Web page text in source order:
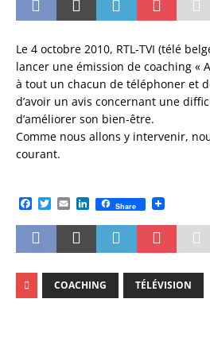
Le 4 octobre 2010, RTL-TVI (télé
lancer une émission de coaching «
à tout un chacun de téléphoner et
d’avoir un avis concernant une
d’améliorer son bien-être.
Comme nous allons y intervenir,
courant.
F
c
e
b
T
i
t
r
E
a
l
L
n
e
I
n
Share
COACHING TÉLÉVISION